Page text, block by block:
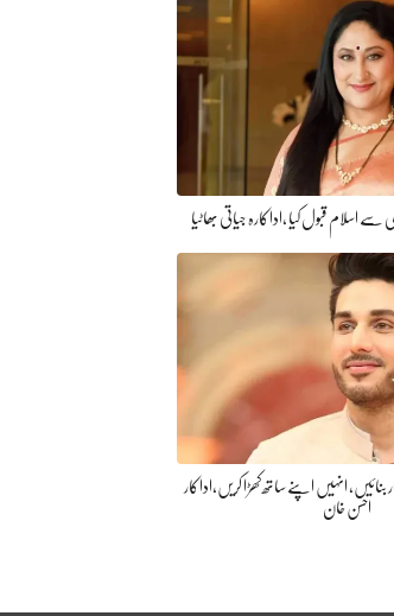
اسلام قبول کیا ،اداکارہ جیاتی بھاٹیا
بنائیں، انہیں اپنے ساتھ کھڑا کریں،اداکار
احسن خان